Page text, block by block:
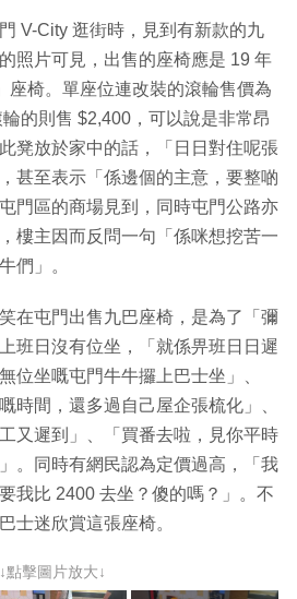
V-City 逛街時，見到有新款的九
照片可見，出售的座椅應是 19 年
座椅。單座位連改裝的滾輪售價為
的則售 $2,400，可以說是非常昂
凳放於家中的話，「日日對住呢張
甚至表示「係邊個的主意，要整啲
門區的商場見到，同時屯門公路亦
樓主因而反問一句「係咪想挖苦一
們」。
在屯門出售九巴座椅，是為了「彌
班日沒有位坐，「就係畀班日日遲
位坐嘅屯門牛牛攞上巴士坐」、
時間，還多過自己屋企張梳化」、
又遲到」、「買番去啦，見你平時
。同時有網民認為定價過高，「我
我比 2400 去坐？傻的嗎？」。不
士迷欣賞這張座椅。
↓點擊圖片放大↓